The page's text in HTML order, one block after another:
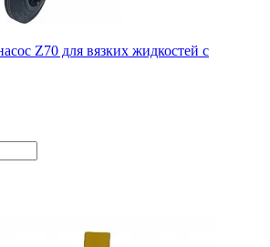
Z70 для вязких жидкостей с